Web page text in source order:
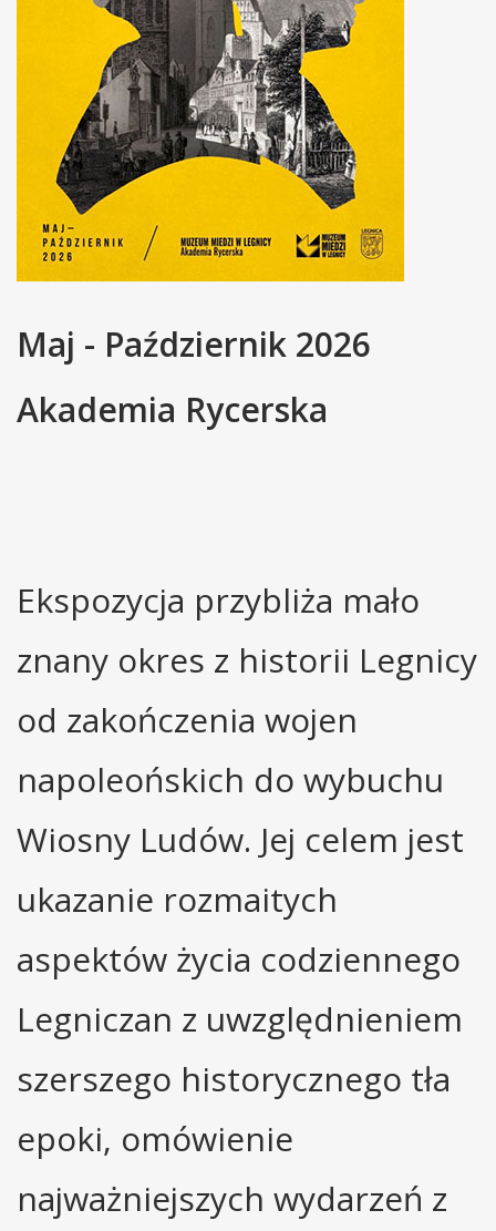
Maj - Październik 2026
Akademia Rycerska
Ekspozycja przybliża mało
znany okres z historii Legnicy
od zakończenia wojen
napoleońskich do wybuchu
Wiosny Ludów. Jej celem jest
ukazanie rozmaitych
aspektów życia codziennego
Legniczan z uwzględnieniem
szerszego historycznego tła
epoki, omówienie
najważniejszych wydarzeń z